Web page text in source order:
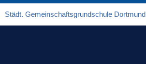
Städt. Gemeinschaftsgrundschule Dortmund